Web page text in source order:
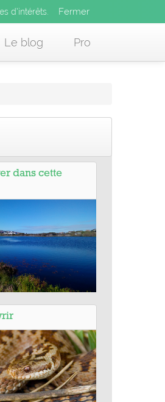
d’intérêts. x
Le blog Pro
d’intérêts. Fermer
d’intérêts.
dans cette
Vallée du Milieu